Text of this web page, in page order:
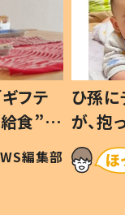
フテ
食”を
の親
編集部
ひ孫
が、
「涙が
い」